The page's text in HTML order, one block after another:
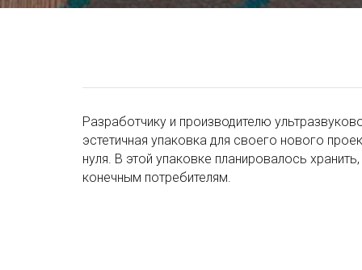
Разработчику и производителю
эстетичная упаковка для своего нового
нуля. В этой упаковке планировалось
конечным потребителям.